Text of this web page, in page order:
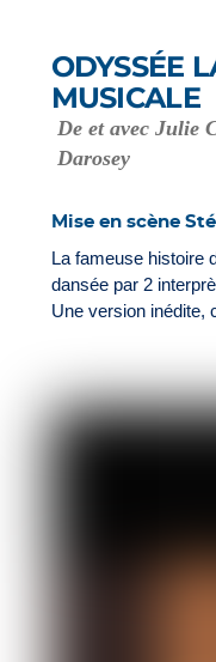
ODYSSÉE
MUSICALE
De et avec Julie
Darosey
Mise en scène
La fameuse histoire
dansée par 2
Une version inédite,